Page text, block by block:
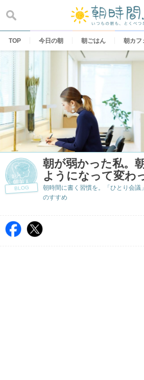
content
TOP 今日の朝 朝ごはん 朝カフ
BLOG
朝が弱かった私。
ようになって変わ
朝時間に書く習慣を。「ひとり会議」
のすすめ